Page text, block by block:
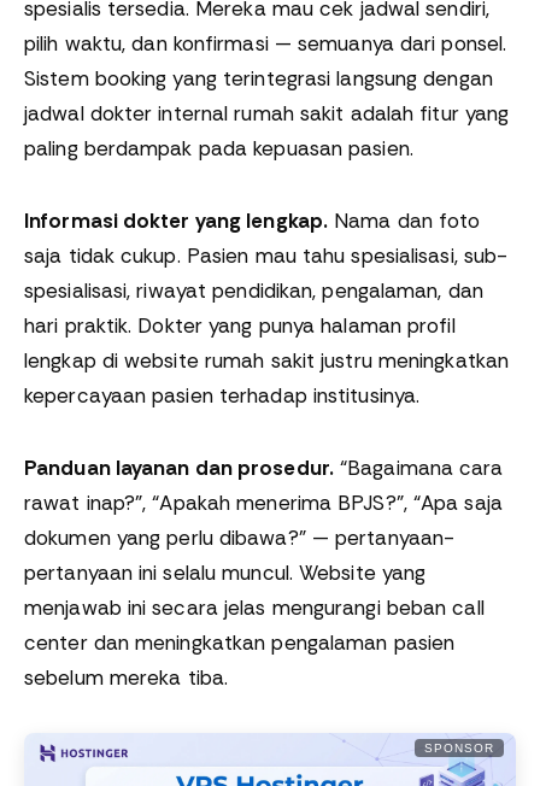
spesialis tersedia. Mereka mau cek jadwal sendiri,
pilih waktu, dan konfirmasi — semuanya dari ponsel.
Sistem booking yang terintegrasi langsung dengan
jadwal dokter internal rumah sakit adalah fitur yang
paling berdampak pada kepuasan pasien.
Informasi dokter yang lengkap. Nama dan foto
saja tidak cukup. Pasien mau tahu spesialisasi, sub-
spesialisasi, riwayat pendidikan, pengalaman, dan
hari praktik. Dokter yang punya halaman profil
lengkap di website rumah sakit justru meningkatkan
kepercayaan pasien terhadap institusinya.
Panduan layanan dan prosedur.“Bagaimana cara
rawat inap?”, “Apakah menerima BPJS?”, “Apa saja
dokumen yang perlu dibawa?” — pertanyaan-
pertanyaan ini selalu muncul. Website yang
menjawab ini secara jelas mengurangi beban call
center dan meningkatkan pengalaman pasien
sebelum mereka tiba.
SPONSOR